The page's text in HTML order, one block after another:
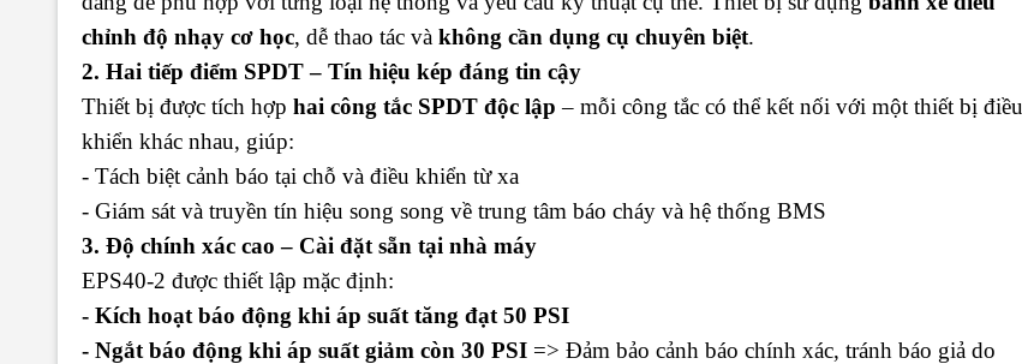
chỉnh độ nhạy cơ học, dễ thao tác và không cần dụng cụ chuyên biệt.
2. Hai tiếp điểm SPDT – Tín hiệu kép đáng tin cậy
Thiết bị được tích hợp hai công tắc SPDT độc lập – mỗi công tắc có thể kết nối với một thiết bị điều
khiển khác nhau, giúp:
- Tách biệt cảnh báo tại chỗ và điều khiển từ xa
- Giám sát và truyền tín hiệu song song về trung tâm báo cháy và hệ thống BMS
3. Độ chính xác cao – Cài đặt sẵn tại nhà máy
EPS40-2 được thiết lập mặc định:
- Kích hoạt báo động khi áp suất tăng đạt 50 PSI
- Ngắt báo động khi áp suất giảm còn 30 PSI => Đảm bảo cảnh báo chính xác, tránh báo giả do